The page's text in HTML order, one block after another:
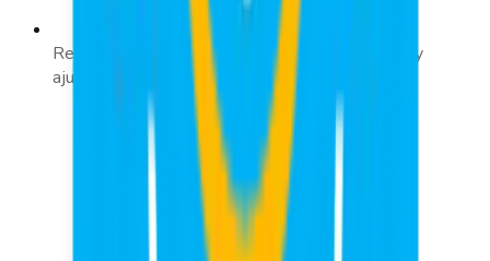
Reportes a Medida: Obtén informes detallados y
ajustados a tus necesidades.